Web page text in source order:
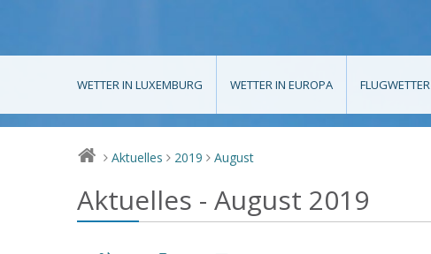
WETTER IN LUXEMBURG WETTER IN EUROPA FLUGWETTER
> Aktuelles > 2019 > August
Aktuelles - August 2019